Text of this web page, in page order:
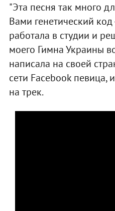
"Эта песня так много
Вами генетический
работала в студии и
моего Гимна Украины
написала на своей
сети Facebook певица,
на трек.